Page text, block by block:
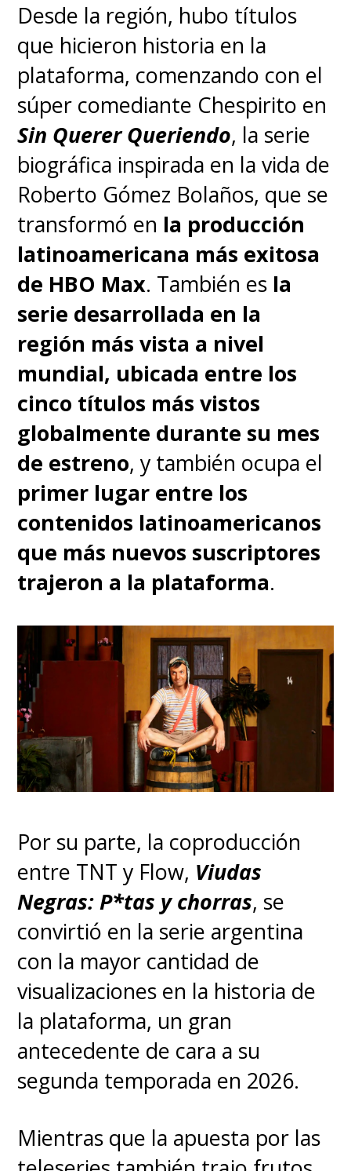
Desde la región, hubo títulos
que hicieron historia en la
plataforma, comenzando con el
súper comediante Chespirito en
Sin Querer Queriendo, la serie
biográfica inspirada en la vida de
Roberto Gómez Bolaños, que se
transformó en la producción
latinoamericana más exitosa
de HBO Max. También es la
serie desarrollada en la
región más vista a nivel
mundial, ubicada entre los
cinco títulos más vistos
globalmente durante su mes
de estreno, y también ocupa el
primer lugar entre los
contenidos latinoamericanos
que más nuevos suscriptores
trajeron a la plataforma.
Por su parte, la coproducción
entre TNT y Flow, Viudas
Negras: P*tas y chorras, se
convirtió en la serie argentina
con la mayor cantidad de
visualizaciones en la historia de
la plataforma, un gran
antecedente de cara a su
segunda temporada en 2026.
Mientras que la apuesta por las